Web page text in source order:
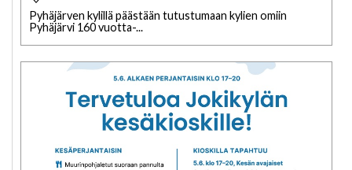
Pyhäjärven kylillä päästään tutustumaan kylien omiin
Pyhäjärvi 160 vuotta-...